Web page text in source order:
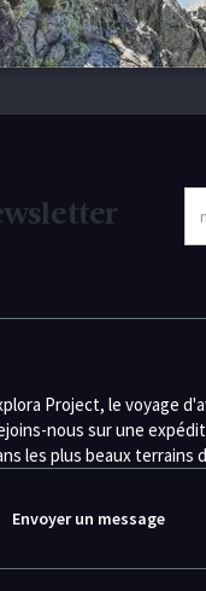
Project, le voyage
nous sur une
les plus beaux terrains
Envoyer un message